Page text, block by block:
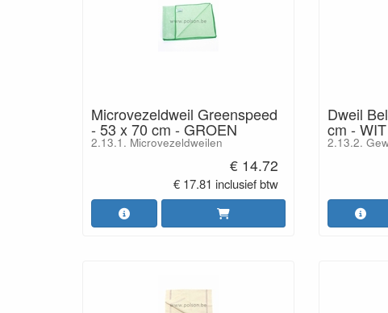
Microvezeldweil Greenspeed
- 53 x 70 cm - GROEN
2.13.1. Microvezeldweilen
€ 14.72
€ 17.81 inclusief btw
Dweil
cm - WIT
2.13.2.